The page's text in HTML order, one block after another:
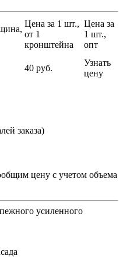
Цена за 1 шт.,
от 1
кронштейна
Цена за
1 шт.,
опт
40 руб.
Узнать
цену
заказа)
цену с учетом объема
усиленного